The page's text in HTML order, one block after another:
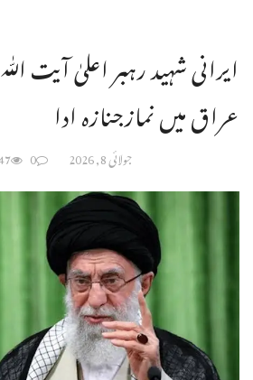
ایرانی شہید رہبر اعلیٰ آیت
عراق میں نمازجنازہ ادا
جولائی 8, 2026 0